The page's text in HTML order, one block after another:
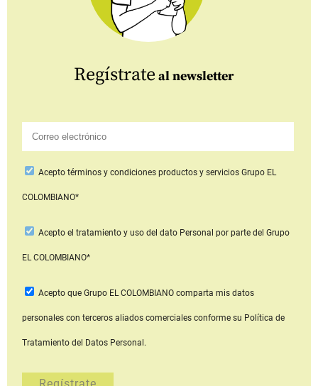
Regístrate al newsletter
Aceptotérminos y condiciones productos y serviciosGrupo EL
COLOMBIANO*
Acepto el tratamiento y uso del dato Personal por parte del Grupo
EL COLOMBIANO*
Acepto que Grupo EL COLOMBIANOcomparta mis datos
personales con terceros aliados comerciales conforme su Política de
Tratamiento del Datos Personal.